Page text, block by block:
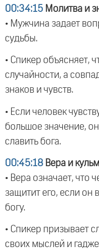
00:34:15 Молитва и
• Мужчина задает
судьбы.
• Спикер объясняет,
случайности, а
знаков и чувств.
• Если человек
большое значение,
славить бога.
00:45:18 Вера и
• Вера означает, что
защитит его, если он
богу.
• Спикер призывает
своих мыслей и